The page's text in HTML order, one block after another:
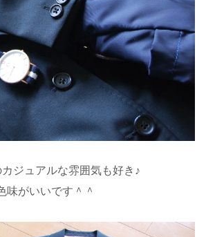
ジュアルな雰囲気も好き♪
味がいいです＾＾